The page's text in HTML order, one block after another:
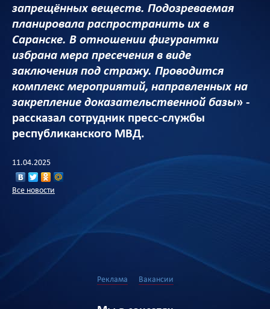
запрещённых веществ. Подозреваемая
планировала распространить их в
Саранске. В отношении фигурантки
избрана мера пресечения в виде
заключения под стражу. Проводится
комплекс мероприятий, направленных на
закрепление доказательственной базы» -
рассказал сотрудник пресс-службы
республиканского МВД.
11.04.2025
Все новости
Реклама Вакансии